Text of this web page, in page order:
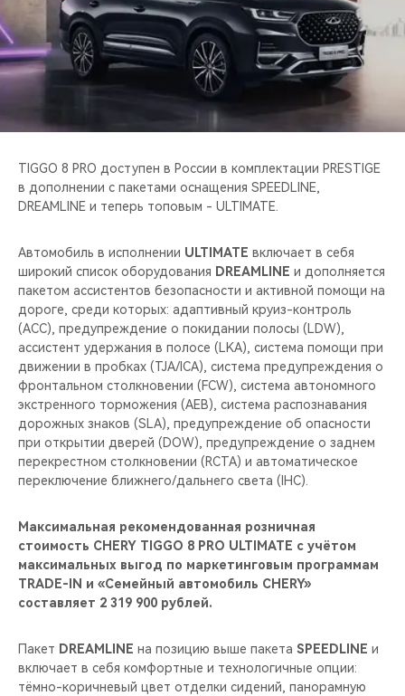
CHERY И СПОРТ
НАШИ МЕРОПРИЯТИЯ
TIGGO 8 PRO доступен в России в комплектации PRESTIGE
в дополнении с пакетами оснащения SPEEDLINE,
DREAMLINE и теперь топовым - ULTIMATE.
Автомобиль в исполнении ULTIMATE включает в себя
широкий список оборудования DREAMLINE и дополняется
пакетом ассистентов безопасности и активной помощи на
дороге, среди которых: адаптивный круиз-контроль
(ACC), предупреждение о покидании полосы (LDW),
ассистент удержания в полосе (LKA), система помощи при
движении в пробках (TJA/ICA), система предупреждения о
фронтальном столкновении (FCW), система автономного
экстренного торможения (AEB), система распознавания
дорожных знаков (SLA), предупреждение об опасности
при открытии дверей (DOW), предупреждение о заднем
перекрестном столкновении (RCTA) и автоматическое
переключение ближнего/дальнего света (IHC).
Максимальная рекомендованная розничная
стоимость CHERY TIGGO 8 PRO ULTIMATE c учётом
максимальных выгод по маркетинговым программам
TRADE-IN и «Семейный автомобиль CHERY»
составляет 2 319 900 рублей.
Пакет DREAMLINE на позицию выше пакета SPEEDLINE и
включает в себя комфортные и технологичные опции:
тёмно-коричневый цвет отделки сидений, панорамную